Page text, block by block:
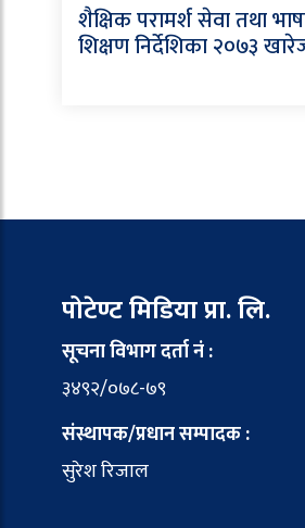
शैक्षिक परामर्श सेवा तथा
शिक्षण निर्देशिका २०७३
पोटेण्ट मिडिया प्रा. लि.
सूचना विभाग दर्ता नं :
३४९२/०७८-७९
संस्थापक/प्रधान सम्पादक :
सुरेश रिजाल